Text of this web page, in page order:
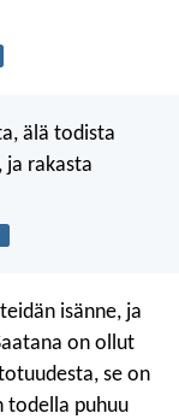
älä todista
ja rakasta
isänne, ja
on ollut
se on
todella puhuu